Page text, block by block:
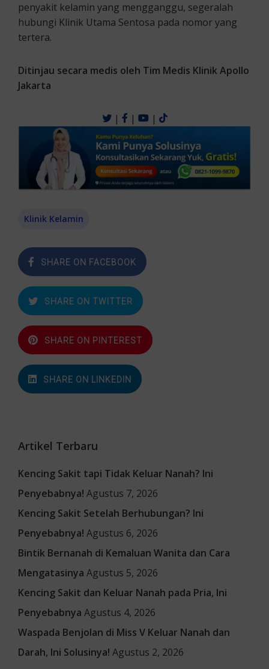
penyakit kelamin yang mengganggu, segeralah
hubungi Klinik Utama Sentosa pada nomor yang
tertera.
Ditinjau secara medis oleh Tim Medis Klinik Apollo
Jakarta
| | |
Klinik Kelamin
SHARE ON FACEBOOK
SHARE ON TWITTER
SHARE ON PINTEREST
SHARE ON LINKEDIN
Artikel Terbaru
Kencing Sakit tapi Tidak Keluar Nanah? Ini
Penyebabnya! Agustus 7, 2026
Kencing Sakit Setelah Berhubungan? Ini
Penyebabnya! Agustus 6, 2026
Bintik Bernanah di Kemaluan Wanita dan Cara
Mengatasinya Agustus 5, 2026
Kencing Sakit dan Keluar Nanah pada Pria, Ini
Penyebabnya Agustus 4, 2026
Waspada Benjolan di Miss V Keluar Nanah dan
Darah, Ini Solusinya! Agustus 2, 2026